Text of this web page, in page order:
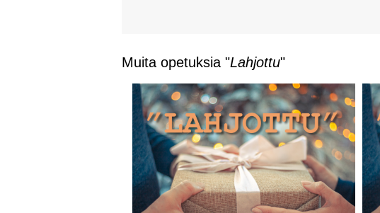
Muita opetuksia "Lahjottu"